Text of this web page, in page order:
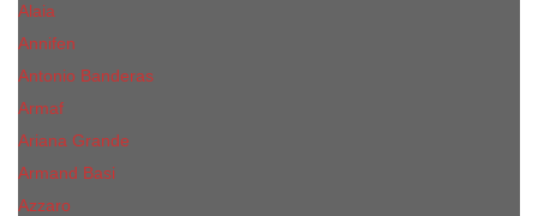
Alaia
Annifen
Antonio Banderas
Armaf
Ariana Grande
Armand Basi
Azzaro